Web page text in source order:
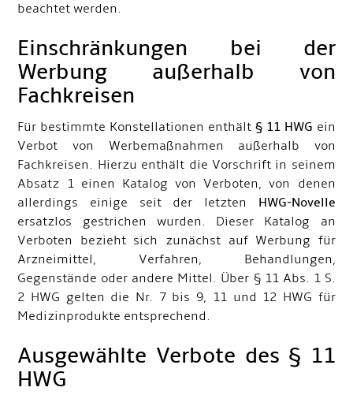
beachtet werden.
Einschränkungen bei der
Werbung außerhalb von
Fachkreisen
Für bestimmte Konstellationen enthält § 11 HWG ein
Verbot von Werbemaßnahmen außerhalb von
Fachkreisen. Hierzu enthält die Vorschrift in seinem
Absatz 1 einen Katalog von Verboten, von denen
allerdings einige seit der letzten HWG-Novelle
ersatzlos gestrichen wurden. Dieser Katalog an
Verboten bezieht sich zunächst auf Werbung für
Arzneimittel, Verfahren, Behandlungen,
Gegenstände oder andere Mittel. Über § 11 Abs. 1 S.
2 HWG gelten die Nr. 7 bis 9, 11 und 12 HWG für
Medizinprodukte entsprechend.
Ausgewählte Verbote des § 11
HWG